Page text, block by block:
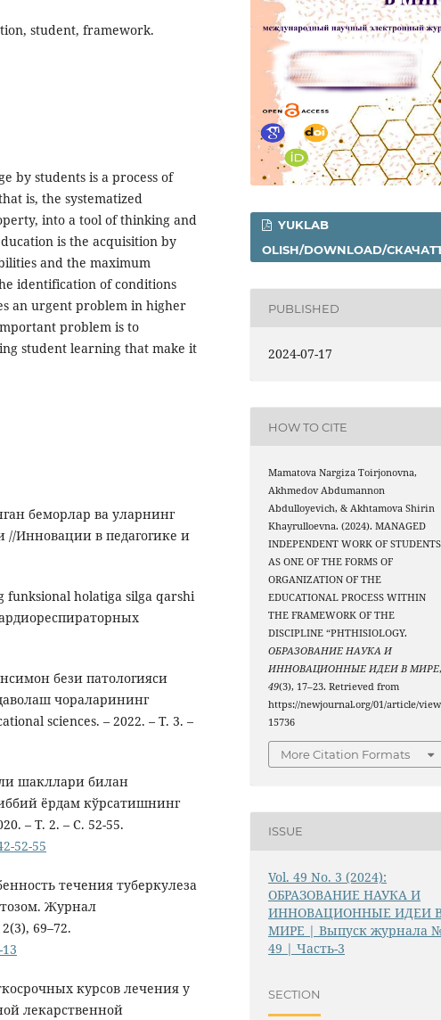
student, framework.
by students is a process of
is, the systematized
into a tool of thinking and
is the acquisition by
and the maximum
identification of conditions
an urgent problem in higher
problem is to
student learning that make it
беморлар ва уларнинг
//Инновации в педагогике и
funksional holatiga silga qarshi
бези патологияси
чораларининг
sciences. – 2022. – Т. 3. –
шакллари билан
ёрдам кўрсатишнинг
– Т. 2. – С. 52-55.
52-55
течения туберкулеза
Журнал
69–72.
курсов лечения у
лекарственной
YUKLAB
OLISH/DOWNLOAD/
PUBLISHED
2024-07-17
HOW TO CITE
Mamatova Nargiza Toirjonovna,
Akhmedov Abdumannon
Abdulloyevich, & Akhtamova Shirin
Khayrulloevna. (2024). MANAGED
INDEPENDENT WORK OF STUDENTS
AS ONE OF THE FORMS OF
ORGANIZATION OF THE
EDUCATIONAL PROCESS WITHIN
THE FRAMEWORK OF THE
DISCIPLINE “PHTHISIOLOGY.
ОБРАЗОВАНИЕ НАУКА И
ИННОВАЦИОННЫЕ ИДЕИ В МИРЕ
49(3), 17–23. Retrieved from
https://newjournal.org/01/article/
15736
More Citation Formats
ISSUE
Vol. 49 No. 3 (2024):
ОБРАЗОВАНИЕ НАУКА И
ИННОВАЦИОННЫЕ ИДЕИ
МИРЕ | Выпуск журнала
49 | Часть-3
SECTION